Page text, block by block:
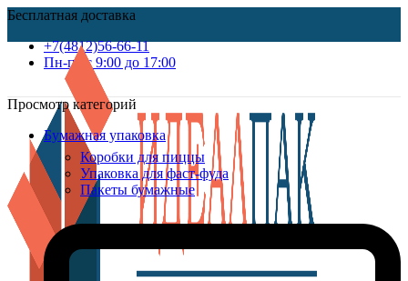
Бесплатная доставка
+7(4812)56-66-11
Пн-пт c 9:00 до 17:00
Просмотр категорий
Бумажная упаковка
Коробки для пиццы
Упаковка для фаст-фуда
Пакеты бумажные